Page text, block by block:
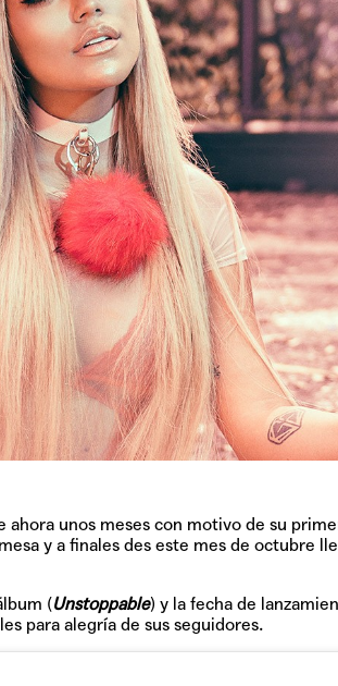
unos meses con motivo de su
y a finales des este mes de octubre
(Unstoppable) y la fecha de
para alegría de sus seguidores.